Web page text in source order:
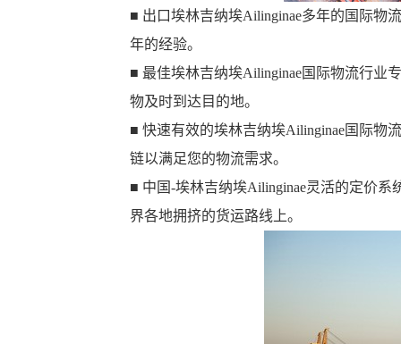
■ 出口埃林吉纳埃Ailinginae多年的国际物
年的经验。
■ 最佳埃林吉纳埃Ailinginae国际物流行业
物及时到达目的地。
■ 快速有效的埃林吉纳埃Ailinginae国际物
链以满足您的物流需求。
■ 中国-埃林吉纳埃Ailinginae灵活的定价
界各地拥挤的货运路线上。